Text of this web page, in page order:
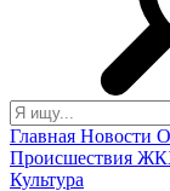
Главная Новости
Происшествия
Культура